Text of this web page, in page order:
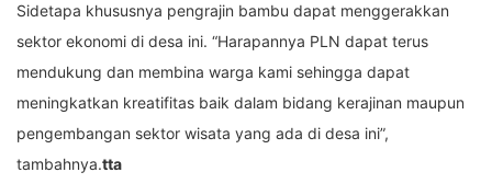
Sidetapa khususnya pengrajin bambu dapat menggerakkan
sektor ekonomi di desa ini. “Harapannya PLN dapat terus
mendukung dan membina warga kami sehingga dapat
meningkatkan kreatifitas baik dalam bidang kerajinan maupun
pengembangan sektor wisata yang ada di desa ini”,
tambahnya.tta